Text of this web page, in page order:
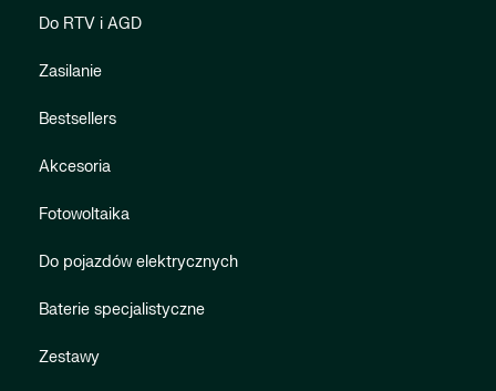
Do RTV i AGD
Zasilanie
Bestsellers
Akcesoria
Fotowoltaika
Do pojazdów elektrycznych
Baterie specjalistyczne
Zestawy